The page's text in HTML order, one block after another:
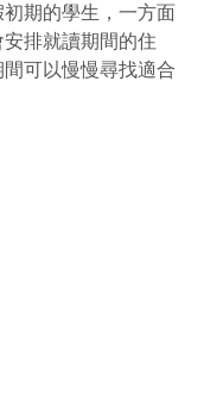
期的學生，一方面
排就讀期間的住
可以慢慢尋找適合